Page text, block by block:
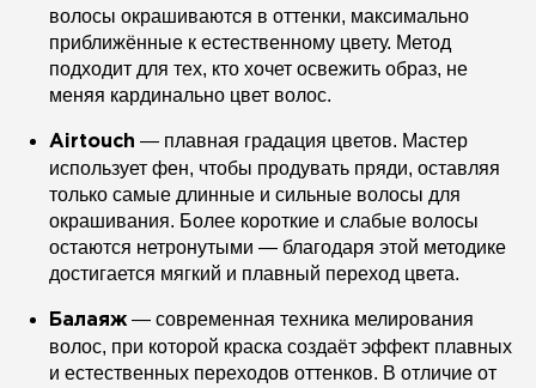
волосы окрашиваются в оттенки, максимально
приближённые к естественному цвету. Метод
подходит для тех, кто хочет освежить образ, не
меняя кардинально цвет волос.
Airtouch — плавная градация цветов. Мастер
использует фен, чтобы продувать пряди, оставляя
только самые длинные и сильные волосы для
окрашивания. Более короткие и слабые волосы
остаются нетронутыми — благодаря этой методике
достигается мягкий и плавный переход цвета.
Балаяж — современная техника мелирования
волос, при которой краска создаёт эффект плавных
и естественных переходов оттенков. В отличие от